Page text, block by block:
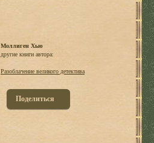
Моллиген Хью
другие книги автора:
Разоблачение великого детектива
Поделиться